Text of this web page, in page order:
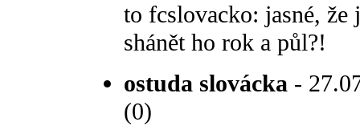
to fcslovacko: jasné, že
shánět ho rok a půl?!
ostuda slovácka -
(0)